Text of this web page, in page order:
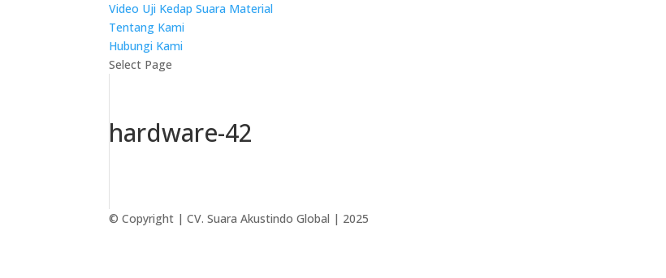
Video Uji Kedap Suara Material
Tentang Kami
Hubungi Kami
Select Page
hardware-42
© Copyright | CV. Suara Akustindo Global | 2025